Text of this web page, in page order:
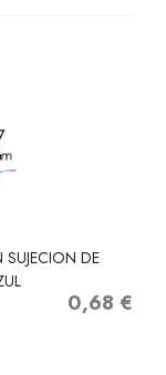
DE
Precio
0,68 €